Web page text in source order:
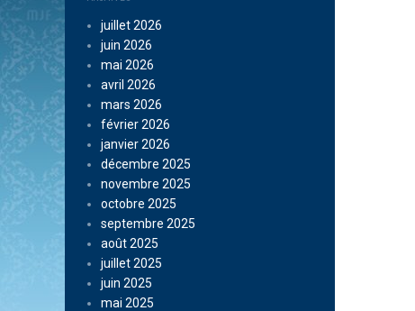
juillet 2026
juin 2026
mai 2026
avril 2026
mars 2026
février 2026
janvier 2026
décembre 2025
novembre 2025
octobre 2025
septembre 2025
août 2025
juillet 2025
juin 2025
mai 2025